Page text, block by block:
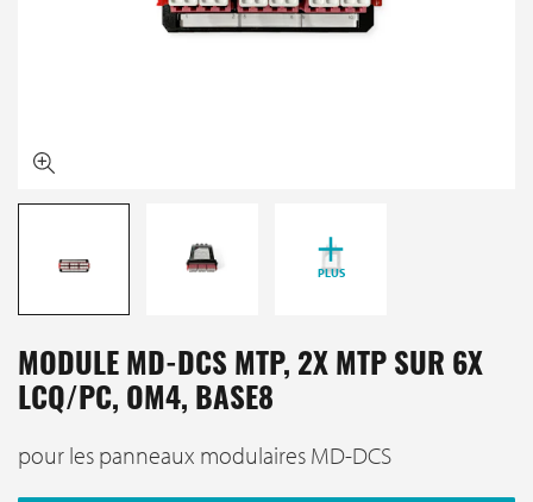
PLUS
MODULE MD-DCS MTP, 2X MTP SUR 6X
LCQ/PC, OM4, BASE8
pour les panneaux modulaires MD-DCS